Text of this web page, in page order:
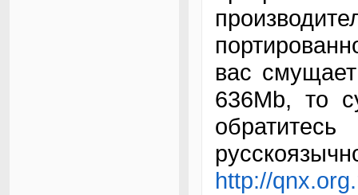
вас
636Mb, то
http://